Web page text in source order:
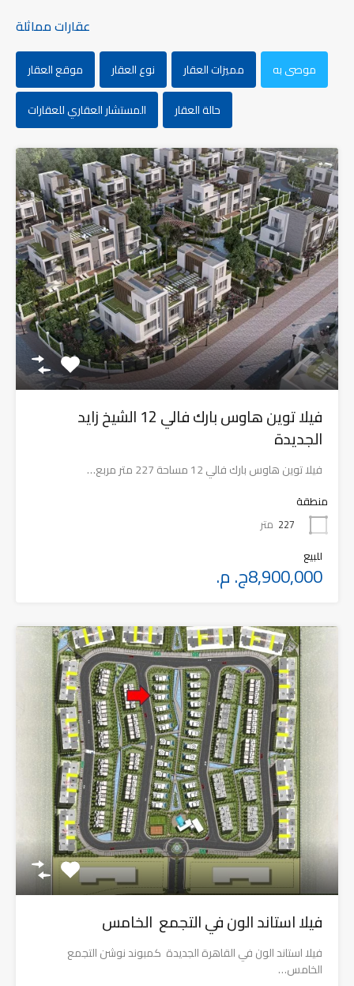
عقارات مماثلة
موصى به مميزات العقار نوع العقار
موقع العقار
حالة العقار
المستشار العقاري للعقارات
فيلا توين هاوس بارك فالي 12 الشيخ زايد
الجديدة
فيلا توين هاوس بارك فالي 12 مساحة 227 متر مربع…
منطقة
227 متر
للبيع
8,900,000ج. م.
فيلا استاند الون في التجمع الخامس
فيلا استاند الون في القاهرة الجديدة كمبوند نوشن التجمع
الخامس…